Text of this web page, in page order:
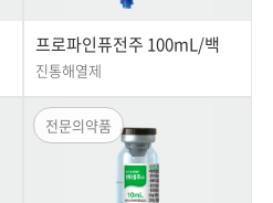
프로파인퓨전주 100mL/백
진통해열제
전문의약품